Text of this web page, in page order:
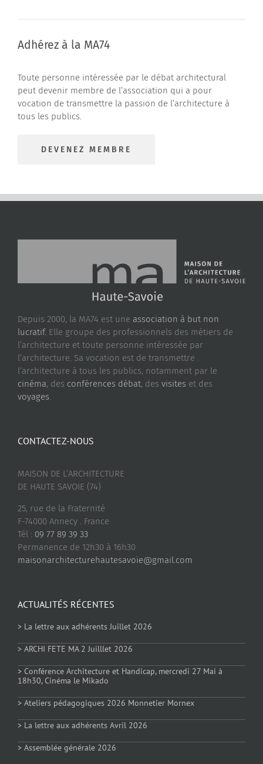
Adhérez à la MA74
Toute personne intéressée par le débat architectural
peut devenir membre de l’association qui a pour
vocation de transmettre la passion de l’architecture à
tous les publics.
DEVENEZ MEMBRE
Depuis 2000, la MA74 est une association à but non
lucratif. Elle groupe des professionnels des métiers de
l’architecture et toute personne intéressée par
l’architecture. Sa vocation est de transmettre
l’architecture à tous les publics, notamment par le
cinéma, des conférences débat, des visites et des
voyages.
ACTUALITÉS RÉCENTES
> La lettre aux adhérents Juillet 2026
> ARCHI FETE MA 2 Juilllet 2026
> Conférence Architecture et Handicap, mercredi 27 Mai à
18h30, Cinéma le Mikado
> Ateliers pédagogiques 2026 Monnetier Mornex
> La lettre aux adhérents Avril 2026
> Assemblée générale 2026
CONTACTEZ-NOUS
MAISON DE L’ARCHITECTURE
DE HAUTE SAVOIE (74)
25, rue de la Fraternité
F-74000 Annecy . France
Tél : 09 77 89 39 33
Permanence de 12h30 à 16h30
maisonarchitecturehautesavoie@gmail.com